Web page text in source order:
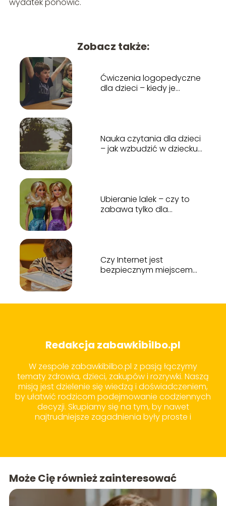
wydatek ponowić.
Zobacz także:
Ćwiczenia logopedyczne
dla dzieci – kiedy je
Nauka czytania dla dzieci
– jak wzbudzić w dziecku
Ubieranie lalek – czy to
zabawa tylko dla
Czy Internet jest
bezpiecznym miejscem
Redakcja zabawkibilbo.pl
W zespole zabawkibilbo.pl z pasją łączymy
tematy zdrowia, dzieci, zakupów i rozrywki. Naszą
misją jest dzielenie się wiedzą i doświadczeniem,
by ułatwić rodzicom podejmowanie codziennych
decyzji. Skupiamy się na tym, by nawet
najtrudniejsze zagadnienia były proste i
Może Cię również zainteresować